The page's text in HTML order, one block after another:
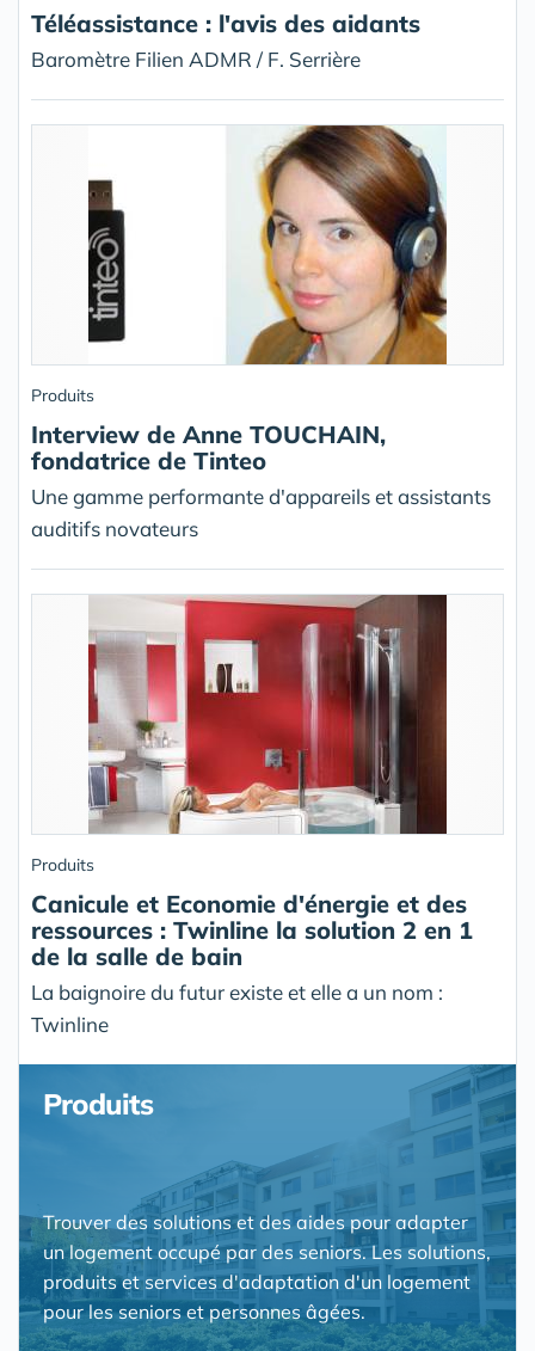
Téléassistance : l'avis des aidants
Baromètre Filien ADMR / F. Serrière
Produits
Interview de Anne TOUCHAIN,
fondatrice de Tinteo
Une gamme performante d'appareils et assistants
auditifs novateurs
Produits
Canicule et Economie d'énergie et des
ressources : Twinline la solution 2 en 1
de la salle de bain
La baignoire du futur existe et elle a un nom :
Twinline
Produits
Trouver des solutions et des aides pour adapter
un logement occupé par des seniors. Les solutions,
produits et services d'adaptation d'un logement
pour les seniors et personnes âgées.